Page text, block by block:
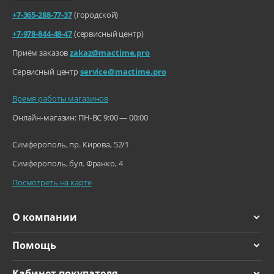
О компании
Помощь
+7-365-288-77-37(городской)
+7-978-844-48-47(сервисный центр)
Приём заказовzakaz@mactime.pro
Сервисный центрservice@mactime.pro
Время работы магазинов
Онлайн-магазин: ПН-ВС 9:00 — 00:00
Симферополь, пр. Кирова, 52/1
Симферополь, бул. Франко, 4
Посмотреть на карте